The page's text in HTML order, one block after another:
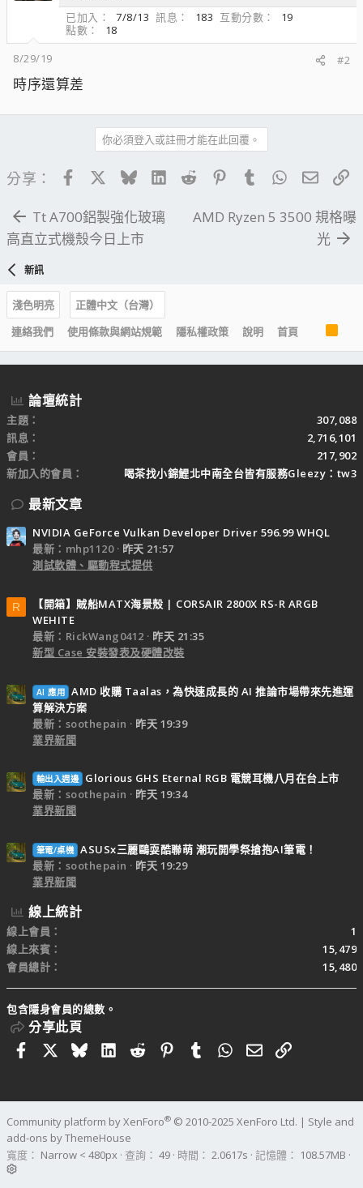
已加入
7/8/13 訊息 183 互動分數
19
點數
18
8/29/19
#2
時序還算差
你必須登入或註冊才能在此回覆。
分享： FacebookBlueskyLinkedIn
Reddit PinterestTumblrWhatsApp
電子
Tt A700鋁製強化玻璃
高直立式機殼今日上市
AMD Ryzen 5 3500 規格曝
光
新訊
淺色明亮
正體中文（台灣）
連絡我們
使用條款與網站規範 隱私權政策 說明 首頁
R
S
S
論壇統計
主題
307,088
訊息
2,716,101
會員
217,902
新加入的會員
喝茶找小錦鯉北中南全台皆有服務Gleezy：tw3
最新文章
NVIDIA GeForce Vulkan Developer Driver 596.99 WHQL
最新：mhp1120
昨天 21:57
測試軟體、驅動程式提供
R
【開箱】賊船MATX海景殼 | CORSAIR 2800X RS-R ARGB
WEHITE
最新：RickWang0412
昨天 21:35
新型 Case 安裝發表及硬體改裝
AI 應用 AMD 收購 Taalas，為快速成長的 AI 推論市場帶來先進運
算解決方案
最新：soothepain
昨天 19:39
業界新聞
輸出入週邊
Glorious GHS Eternal RGB 電競耳機八月在台上市
最新：soothepain
昨天 19:34
業界新聞
筆電/桌機 ASUSx三麗鷗耍酷聯萌 潮玩開學祭搶抱AI筆電！
最新：soothepain
昨天 19:29
業界新聞
線上統計
線上會員
1
線上來賓
15,479
會員總計
15,480
包含隱身會員的總數。
分享此頁
FacebookBlueskyLinkedIn
RedditPinterestTumblrWhatsApp
電子郵件
連結
Community platform by XenForo® © 2010-2025 XenForo Ltd. | Style and
add-ons by ThemeHouse
寬度
查詢 49 時間 2.0617s 記憶體 108.57MB